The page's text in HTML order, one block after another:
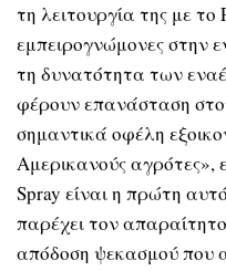
τη λειτουργία της με το
εμπειρογνώμονες στην
τη δυνατότητα των
φέρουν επανάσταση
σημαντικά οφέλη
Αμερικανούς αγρότες»,
Spray είναι η πρώτη
παρέχει τον
απόδοση ψεκασμού που